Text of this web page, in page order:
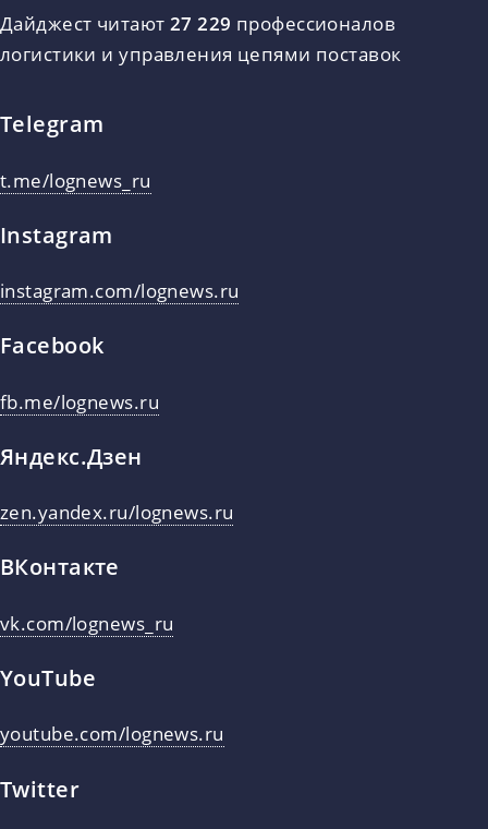
Дайджест читают 27 229 профессионалов
логистики и управления цепями поставок
Telegram
t.me/lognews_ru
Instagram
instagram.com/lognews.ru
Facebook
fb.me/lognews.ru
Яндекс.Дзен
zen.yandex.ru/lognews.ru
ВКонтакте
vk.com/lognews_ru
YouTube
youtube.com/lognews.ru
Twitter